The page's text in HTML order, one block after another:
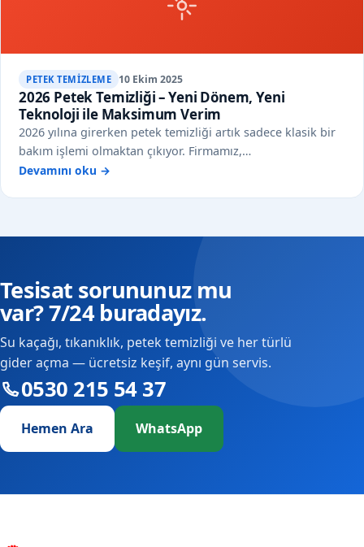
PETEK TEMIZLEME 10 Ekim 2025
2026 Petek Temizliği – Yeni Dönem, Yeni
Teknoloji ile Maksimum Verim
2026 yılına girerken petek temizliği artık sadece klasik bir
bakım işlemi olmaktan çıkıyor. Firmamız,…
Devamını oku →
Tesisat sorununuz mu
var? 7/24 buradayız.
Su kaçağı, tıkanıklık, petek temizliği ve her türlü
gider açma — ücretsiz keşif, aynı gün servis.
0530 215 54 37
Hemen Ara WhatsApp